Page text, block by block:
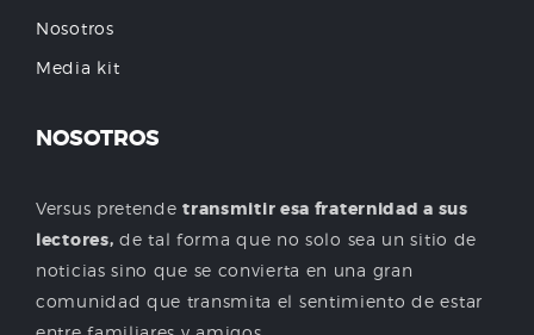
Nosotros
Media kit
NOSOTROS
Versus pretendetransmitir esa fraternidad a sus
lectores, de tal forma que no solo sea un sitio de
noticias sino que se convierta en una gran
comunidad que transmita el sentimiento de estar